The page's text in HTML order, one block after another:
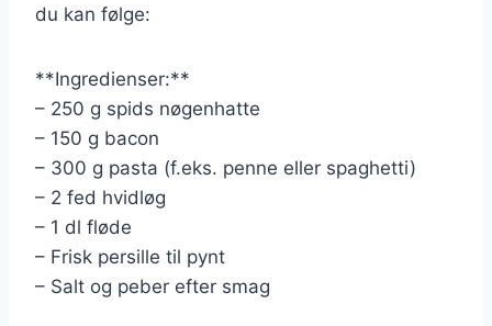
du kan følge:
**Ingredienser:**
– 250 g spids nøgenhatte
– 150 g bacon
– 300 g pasta (f.eks. penne eller spaghetti)
– 2 fed hvidløg
– 1 dl fløde
– Frisk persille til pynt
– Salt og peber efter smag